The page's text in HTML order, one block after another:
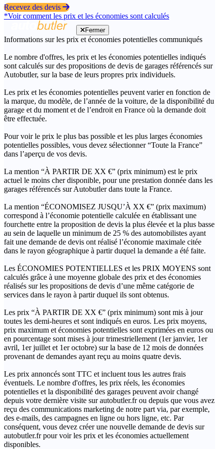
Recevez des devis
*Voir comment les prix et les économies sont calculés
Fermer
Informations sur les prix et économies potentielles communiqués
Le nombre d'offres, les prix et les économies potentielles indiqués
sont calculés sur des propositions de devis de garages référencés sur
Autobutler, sur la base de leurs propres prix individuels.
Les prix et les économies potentielles peuvent varier en fonction de
la marque, du modèle, de l’année de la voiture, de la disponibilité du
garage et du moment et de l’endroit en France où la demande doit
être effectuée.
Pour voir le prix le plus bas possible et les plus larges économies
potentielles possibles, vous devez sélectionner “Toute la France”
dans l’aperçu de vos devis.
La mention “À PARTIR DE XX €” (prix minimum) est le prix
actuel le moins cher disponible, pour une prestation donnée dans les
garages référencés sur Autobutler dans toute la France.
La mention “ÉCONOMISEZ JUSQU’À XX €” (prix maximum)
correspond à l’économie potentielle calculée en établissant une
fourchette entre la proposition de devis la plus élevée et la plus basse
au sein de laquelle un minimum de 25 % des automobilistes ayant
fait une demande de devis ont réalisé l’économie maximale citée
dans le rayon géographique à partir duquel la demande a été faite.
Les ÉCONOMIES POTENTIELLES et les PRIX MOYENS sont
calculés grâce à une moyenne globale des prix et des économies
réalisés sur les propositions de devis d’une même catégorie de
services dans le rayon à partir duquel ils sont obtenus.
Les prix “À PARTIR DE XX €” (prix minimum) sont mis à jour
toutes les demi-heures et sont indiqués en euros. Les prix moyens,
prix maximum et économies potentielles sont exprimées en euros ou
en pourcentage sont mises à jour trimestriellement (1er janvier, 1er
avril, 1er juillet et 1er octobre) sur la base de 12 mois de données
provenant de demandes ayant reçu au moins quatre devis.
Les prix annoncés sont TTC et incluent tous les autres frais
éventuels. Le nombre d'offres, les prix réels, les économies
potentielles et la disponibilité des garages peuvent avoir changé
depuis votre dernière visite sur autobutler.fr ou depuis que vous avez
reçu des communications marketing de notre part via, par exemple,
des e-mails, des campagnes en ligne ou hors ligne, etc. Par
conséquent, vous devez créer une nouvelle demande de devis sur
autobutler.fr pour voir les prix et les économies actuellement
disponibles.